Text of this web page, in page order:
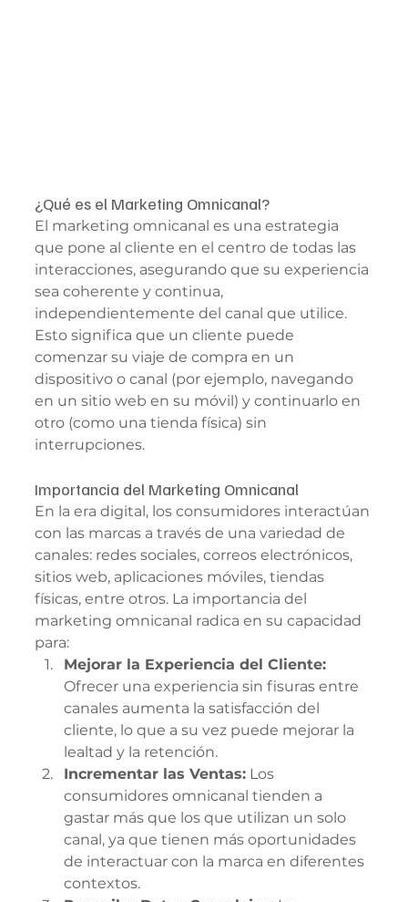
¿Qué es el Marketing Omnicanal?
El marketing omnicanal es una estrategia
que pone al cliente en el centro de todas las
interacciones, asegurando que su experiencia
sea coherente y continua,
independientemente del canal que utilice.
Esto significa que un cliente puede
comenzar su viaje de compra en un
dispositivo o canal (por ejemplo, navegando
en un sitio web en su móvil) y continuarlo en
otro (como una tienda física) sin
interrupciones.
Importancia del Marketing Omnicanal
En la era digital, los consumidores interactúan
con las marcas a través de una variedad de
canales: redes sociales, correos electrónicos,
sitios web, aplicaciones móviles, tiendas
físicas, entre otros. La importancia del
marketing omnicanal radica en su capacidad
para:
Mejorar la Experiencia del Cliente:
Ofrecer una experiencia sin fisuras entre
canales aumenta la satisfacción del
cliente, lo que a su vez puede mejorar la
lealtad y la retención.
Incrementar las Ventas: Los
consumidores omnicanal tienden a
gastar más que los que utilizan un solo
canal, ya que tienen más oportunidades
de interactuar con la marca en diferentes
contextos.